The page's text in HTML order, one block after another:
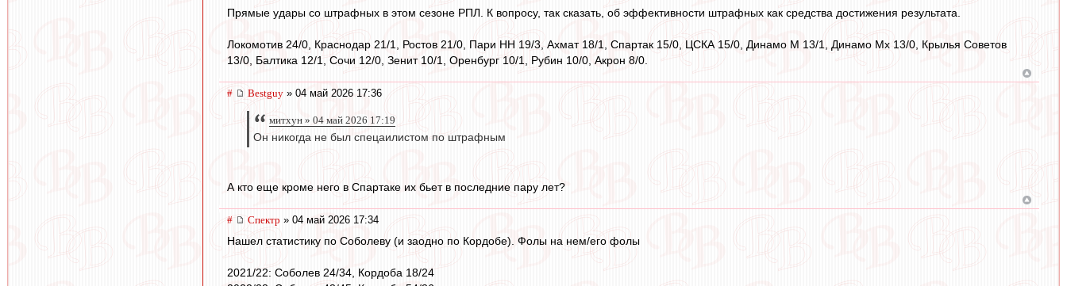
Прямые удары со штрафных в этом сезоне РПЛ. К вопросу, так сказать, об эффективности штрафных как средства достижения результата.
Локомотив 24/0, Краснодар 21/1, Ростов 21/0, Пари НН 19/3, Ахмат 18/1, Спартак 15/0, ЦСКА 15/0, Динамо М 13/1, Динамо Мх 13/0, Крылья Советов
13/0, Балтика 12/1, Сочи 12/0, Зенит 10/1, Оренбург 10/1, Рубин 10/0, Акрон 8/0.
# Bestguy » 04 май 2026 17:36
митхун » 04 май 2026 17:19
Он никогда не был спецаилистом по штрафным
А кто еще кроме него в Спартаке их бьет в последние пару лет?
# Спектр » 04 май 2026 17:34
Нашел статистику по Соболеву (и заодно по Кордобе). Фолы на нем/его фолы
2021/22: Соболев 24/34, Кордоба 18/24